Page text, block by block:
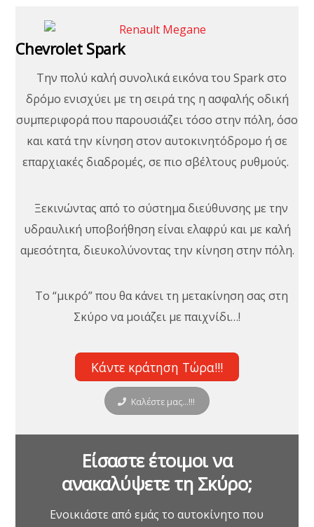
Chevrolet Spark
Την πολύ καλή συνολικά εικόνα του Spark στο
δρόμο ενισχύει με τη σειρά της η ασφαλής οδική
συμπεριφορά που παρουσιάζει τόσο στην πόλη, όσο
και κατά την κίνηση στον αυτοκινητόδρομο ή σε
επαρχιακές διαδρομές, σε πιο σβέλτους ρυθμούς.
Ξεκινώντας από το σύστημα διεύθυνσης με την
υδραυλική υποβοήθηση είναι ελαφρύ και με καλή
αμεσότητα, διευκολύνοντας την κίνηση στην πόλη.
Το “μικρό” που θα κάνει τη μετακίνηση σας στη
Σκύρο να μοιάζει με παιχνίδι…!
Κάντε κράτηση Τώρα!!!
Καλέστε μας...!!!
Είσαστε έτοιμοι να
ανακαλύψετε τη Σκύρο;
Ενοικιάστε από εμάς το αυτοκίνητο που